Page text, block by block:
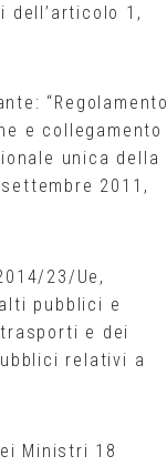
1,
“Regolamento
e collegamento
unica della
2011,
23/Ue,
pubblici e
e dei
relativi a
Ministri 18